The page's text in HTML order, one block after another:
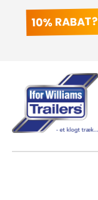
10% RABAT?